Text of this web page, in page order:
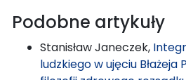
Podobne artykuły
Stanisław Janeczek,
ludzkiego w ujęciu Błażeja